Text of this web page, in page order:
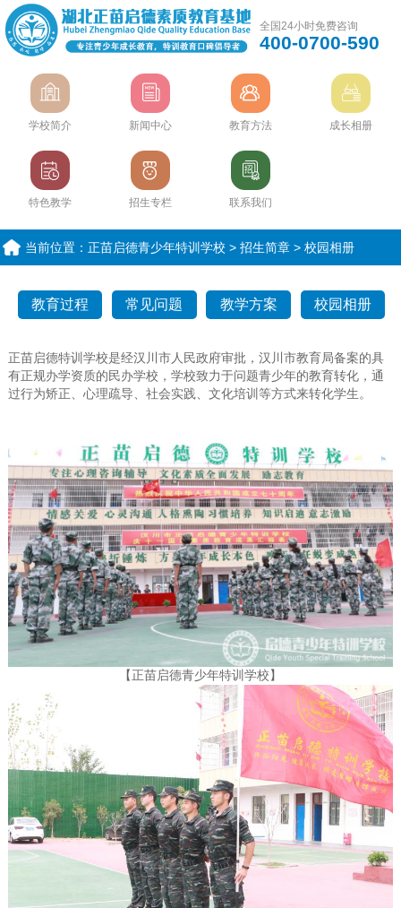
全国24小时免费咨询
400-0700-590
学校简介 新闻中心 教育方法 成长相册
特色教学 招生专栏 联系我们
当前位置： 正苗启德青少年特训学校 > 招生简章 > 校园相册
教育过程 常见问题 教学方案 校园相册
正苗启德特训学校是经汉川市人民政府审批，汉川市教育局备案的具
有正规办学资质的民办学校，学校致力于问题青少年的教育转化，通
过行为矫正、心理疏导、社会实践、文化培训等方式来转化学生。
【 正苗启德青少年特训学校 】